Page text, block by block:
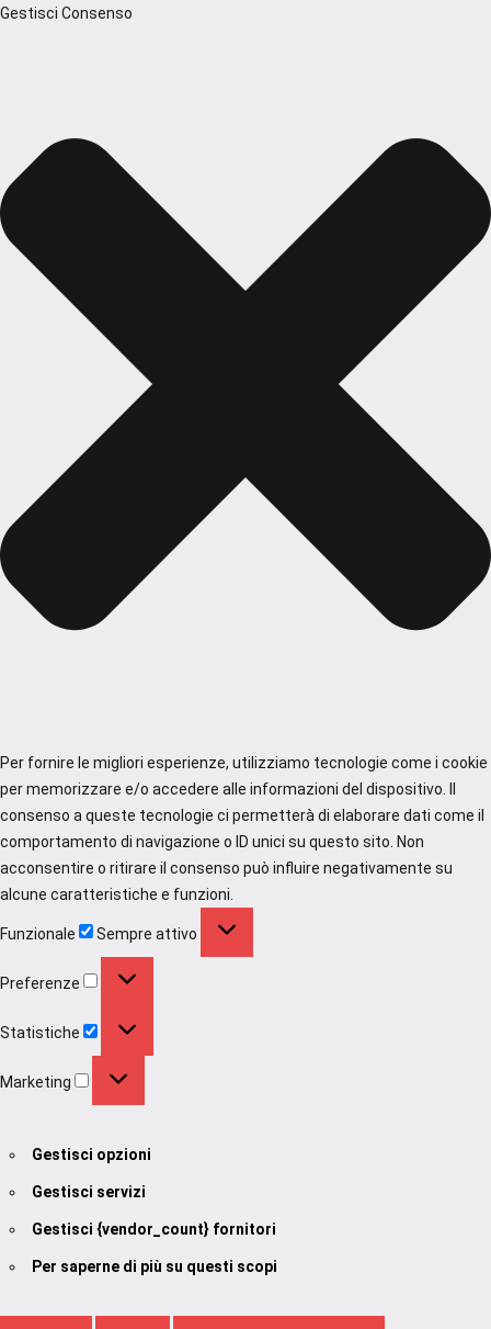
Gestisci Consenso
Per fornire le migliori esperienze, utilizziamo tecnologie come i cookie
per memorizzare e/o accedere alle informazioni del dispositivo. Il
consenso a queste tecnologie ci permetterà di elaborare dati come il
comportamento di navigazione o ID unici su questo sito. Non
acconsentire o ritirare il consenso può influire negativamente su
alcune caratteristiche e funzioni.
Funzionale Sempre attivo
Preferenze
Statistiche
Marketing
Gestisci opzioni
Gestisci servizi
Gestisci {vendor_count} fornitori
Per saperne di più su questi scopi